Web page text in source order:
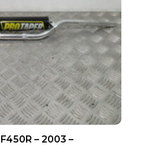
– 2003 –